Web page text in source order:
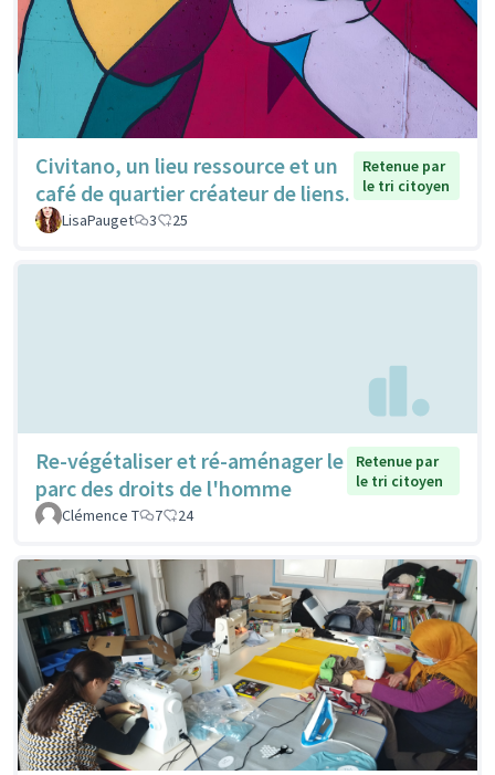
Civitano, un lieu ressource et un
café de quartier créateur de liens.
Retenue par
le tri citoyen
LisaPauget
3 25
Re-végétaliser et ré-aménager le
parc des droits de l'homme
Retenue par
le tri citoyen
Clémence T
7 24